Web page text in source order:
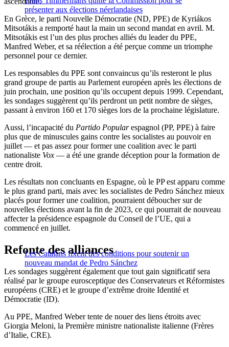
présenter aux élections néerlandaises
En Grèce, le parti Nouvelle Démocratie (ND, PPE) de Kyriákos
Mitsotákis a remporté haut la main un second mandat en avril. M.
Mitsotákis est l’un des plus proches alliés du leader du PPE,
Manfred Weber, et sa réélection a été perçue comme un triomphe
personnel pour ce dernier.
Les responsables du PPE sont convaincus qu’ils resteront le plus
grand groupe de partis au Parlement européen après les élections de
juin prochain, une position qu’ils occupent depuis 1999. Cependant,
les sondages suggèrent qu’ils perdront un petit nombre de sièges,
passant à environ 160 et 170 sièges lors de la prochaine législature.
Aussi, l’incapacité du Partido Popularespagnol (PP, PPE) à faire
plus que de minuscules gains contre les socialistes au pouvoir en
juillet — et pas assez pour former une coalition avec le parti
nationaliste Vox — a été une grande déception pour la formation de
centre droit.
Les résultats non concluants en Espagne, où le PP est apparu comme
le plus grand parti, mais avec les socialistes de Pedro Sánchez mieux
placés pour former une coalition, pourraient déboucher sur de
nouvelles élections avant la fin de 2023, ce qui pourrait de nouveau
affecter la présidence espagnole du Conseil de l’UE, qui a
commencé en juillet.
Les Catalans fixent des conditions pour soutenir un
nouveau mandat de Pedro Sánchez
Refonte des alliances
Les sondages suggèrent également que tout gain significatif sera
réalisé par le groupe eurosceptique des Conservateurs et Réformistes
européens (CRE) et le groupe d’extrême droite Identité et
Démocratie (ID).
Au PPE, Manfred Weber tente de nouer des liens étroits avec
Giorgia Meloni, la Première ministre nationaliste italienne (Frères
d’Italie, CRE).